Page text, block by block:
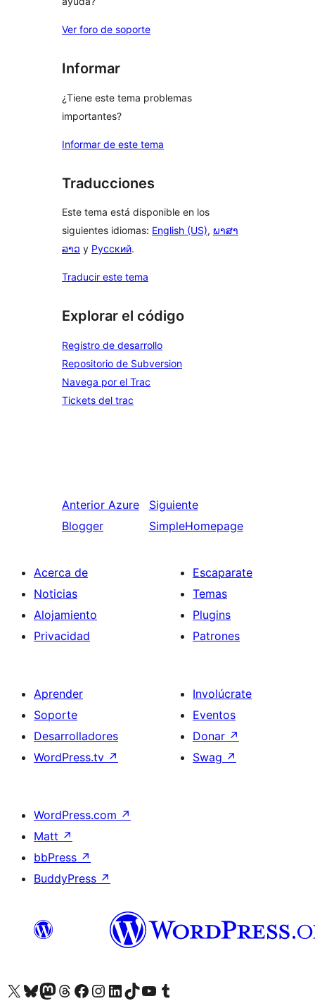
Ver foro de soporte
Informar
¿Tiene este tema problemas
importantes?
Informar de este tema
Traducciones
Este tema está disponible en los
siguientes idiomas: English (US), ພາສາ
ລາວ y Русский.
Traducir este tema
Explorar el código
Registro de desarrollo
Repositorio de Subversion
Navega por el Trac
Tickets del trac
Anterior Azure
Blogger
Siguiente
SimpleHomepage
Acerca de
Noticias
Alojamiento
Privacidad
Escaparate
Temas
Plugins
Patrones
Aprender
Soporte
Desarrolladores
WordPress.tv ↗
Involúcrate
Eventos
Donar ↗
Swag ↗
WordPress.com ↗
Matt ↗
bbPress ↗
BuddyPress ↗
Visita nuestra cuenta de X (anteriormente Twitter)
Visita nuestra cuenta de Bluesky
Visita nuestra cuenta de Mastodon
Visita nuestra cuenta de Threads
Visita nuestra página de Facebook
Visita nuestra cuenta de Instagram
Visita nuestra cuenta de LinkedIn
Visita nuestra cuenta de TikTok
Visita nuestro canal de YouTube
Visita nuestra cuenta de Tumblr